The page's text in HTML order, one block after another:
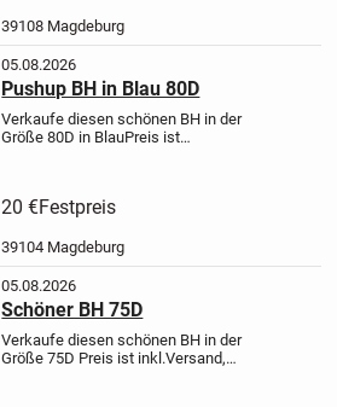
39108 Magdeburg
05.08.2026
Pushup BH in Blau 80D
Verkaufe diesen schönen BH in der
Größe 80D in BlauPreis ist
übergabe
20 €Festpreis
39104 Magdeburg
05.08.2026
Schöner BH 75D
Verkaufe diesen schönen BH in der
Größe 75D Preis ist inkl.Versand,